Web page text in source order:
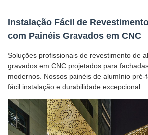
Instalação Fácil de
com Painéis Gravados em CNC
Soluções profissionais de revestimento de
gravados em CNC projetados para
modernos. Nossos painéis de alumínio pré-
fácil instalação e durabilidade excepcional.